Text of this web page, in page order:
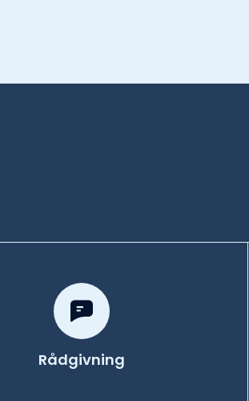
Rådgivning